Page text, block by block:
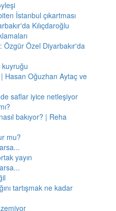
İstanbul çıkartması
Kılıçdaroğlu
Özgür Özel Diyarbakır'da
kuyruğu
Hasan Oğuzhan Aytaç ve
saflar iyice netleşiyor
bakıyor? | Reha
mu?
yayın
tartışmak ne kadar